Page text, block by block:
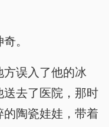
。
误入了他的冰
去了医院，那时
陶瓷娃娃，带着